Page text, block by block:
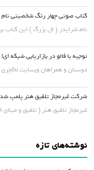
کتاب صوتی چهار رنگ شخصیتی تام
تام شرایدر ( ال بزرگ ) این کتاب
توجیه یا فالو در بازاریابی
دوستان و همراهان وبسایت
شرکت غیرمجاز تلفیق هنر پلمپ
غیرمجاز تلفیق هنر ( تلفیق و
نوشته‌های تازه